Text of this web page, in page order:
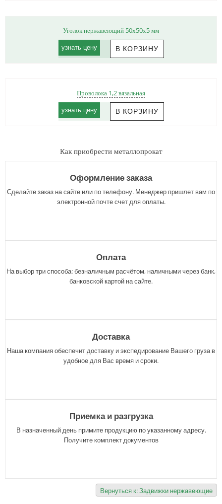
Уголок нержавеющий 50х50х5 мм
узнать цену
Проволока 1,2 вязальная
узнать цену
Как приобрести металлопрокат
Оформление заказа
Сделайте заказ на сайте или по телефону. Менеджер пришлет вам по
электронной почте счет для оплаты.
Оплата
На выбор три способа: безналичным расчётом, наличными через банк,
банковской картой на сайте.
Доставка
Наша компания обеспечит доставку и экспедирование Вашего груза в
удобное для Вас время и сроки.
Приемка и разгрузка
В назначенный день примите продукцию по указанному адресу.
Получите комплект документов
Вернуться к: Задвижки нержавеющие